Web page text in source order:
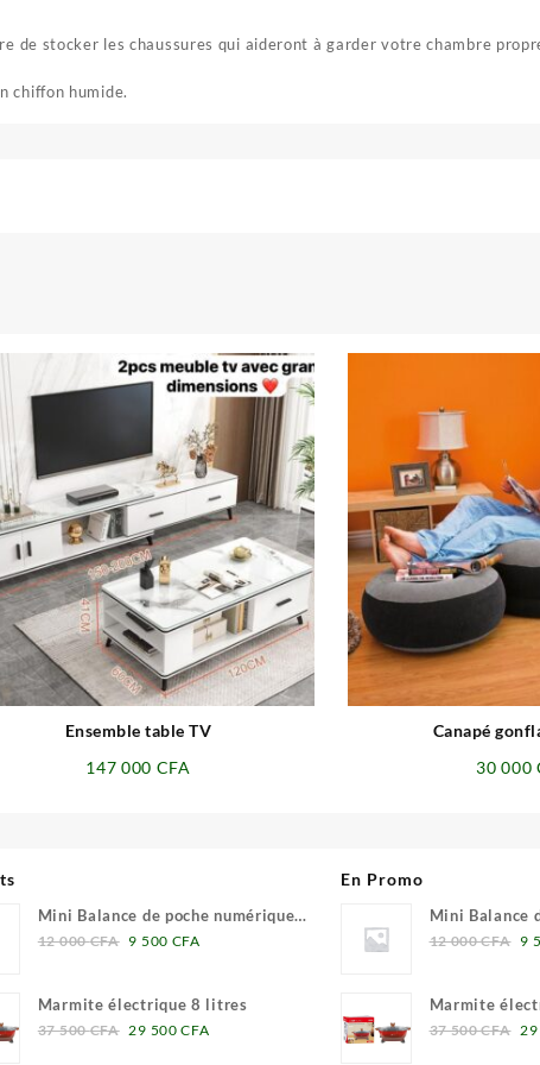
de stocker les chaussures qui aideront à garder votre chambre
chiffon humide.
⇆
Ensemble table TV
147 000 CFA
Canapé
30 000
Mini Balance de poche numérique
0.01 grammes
12 000CFA Le
était :
12
9 500 CFA
est :
9
Marmite électrique 8 litres
37 500CFA Le
29 500CFA
En Promo
Mini Balance
0.01 grammes
12 000CFA Le
12
9
Marmite
37 500CFA Le